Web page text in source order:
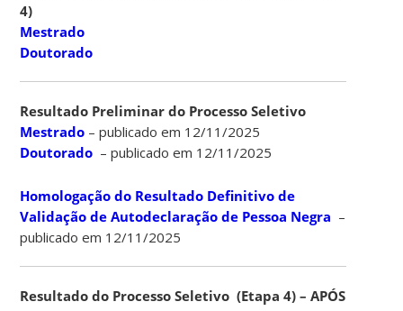
4)
Mestrado
Doutorado
Resultado Preliminar do Processo Seletivo
Mestrado – publicado em 12/11/2025
Doutorado – publicado em 12/11/2025
Homologação do Resultado Definitivo de
Validação de Autodeclaração de Pessoa Negra –
publicado em 12/11/2025
Resultado do Processo Seletivo (Etapa 4) – APÓS